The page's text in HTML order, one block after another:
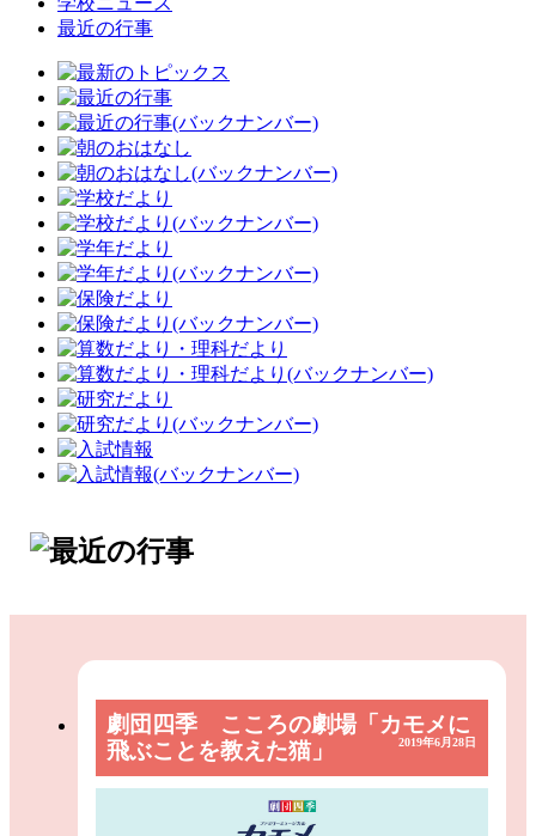
最近の行事
劇団四季 こころの劇場「カモメに
飛ぶことを教えた猫」
2019年6月28日